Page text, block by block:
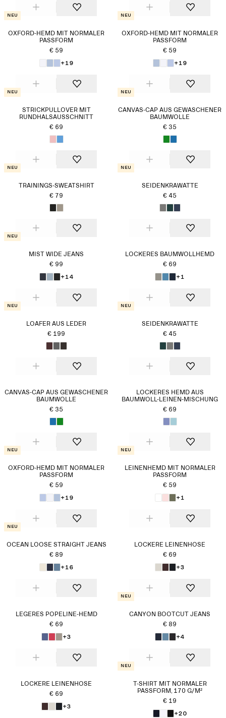
Neu
OXFORD-HEMD MIT NORMALER
PASSFORM
€ 59
+19
Neu
OXFORD-HEMD MIT NORMALER
PASSFORM
€ 59
+19
Neu
STRICKPULLOVER MIT
RUNDHALSAUSSCHNITT
€ 69
Neu
CANVAS-CAP AUS GEWASCHENER
BAUMWOLLE
€ 35
Neu
TRAININGS-SWEATSHIRT
€ 79
Neu
SEIDENKRAWATTE
€ 45
Neu
MIST WIDE JEANS
€ 99
+14
LOCKERES BAUMWOLLHEMD
€ 69
+1
Neu
LOAFER AUS LEDER
€ 199
Neu
SEIDENKRAWATTE
€ 45
CANVAS-CAP AUS GEWASCHENER
BAUMWOLLE
€ 35
LOCKERES HEMD AUS
BAUMWOLL-LEINEN-MISCHUNG
€ 69
Neu
OXFORD-HEMD MIT NORMALER
PASSFORM
€ 59
+19
Neu
LEINENHEMD MIT NORMALER
PASSFORM
€ 59
+1
Neu
OCEAN LOOSE STRAIGHT JEANS
€ 89
+16
LOCKERE LEINENHOSE
€ 69
+3
LEGERES POPELINE-HEMD
€ 69
+3
Neu
CANYON BOOTCUT JEANS
€ 89
+4
LOCKERE LEINENHOSE
€ 69
+3
Neu
T-SHIRT MIT NORMALER
PASSFORM, 170 G/M²
€ 19
+20